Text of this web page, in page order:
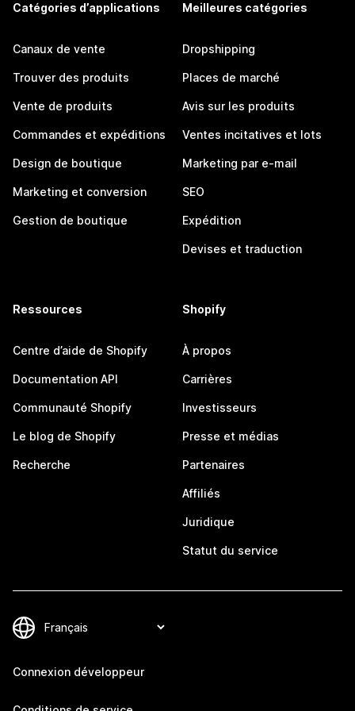
Catégories d’applications
Canaux de vente
Trouver des produits
Vente de produits
Commandes et expéditions
Design de boutique
Marketing et conversion
Gestion de boutique
Meilleures catégories
Dropshipping
Places de marché
Avis sur les produits
Ventes incitatives et lots
Marketing par e-mail
SEO
Expédition
Devises et traduction
Ressources
Centre d’aide de Shopify
Documentation API
Communauté Shopify
Le blog de Shopify
Recherche
Shopify
À propos
Carrières
Investisseurs
Presse et médias
Partenaires
Affiliés
Juridique
Statut du service
Connexion développeur